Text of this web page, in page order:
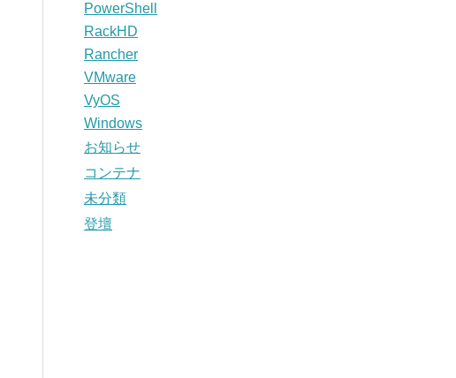
PowerShell
RackHD
Rancher
VMware
VyOS
Windows
お知らせ
コンテナ
未分類
登壇